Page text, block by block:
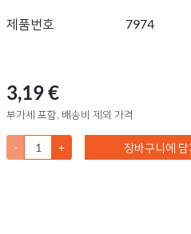
제품번호 7974
3,19 €
부가세 포함, 배송비 제외 가격
- + 장바구니에 담